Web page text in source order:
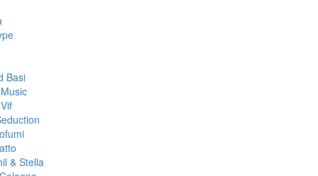
Basi
& Stella